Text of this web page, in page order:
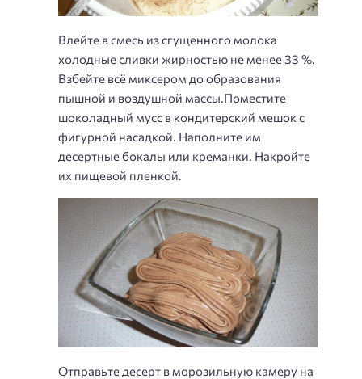
Влейте в смесь из сгущенного молока
холодные сливки жирностью не менее 33 %.
Взбейте всё миксером до образования
пышной и воздушной массы.Поместите
шоколадный мусс в кондитерский мешок с
фигурной насадкой. Наполните им
десертные бокалы или креманки. Накройте
их пищевой пленкой.
Отправьте десерт в морозильную камеру на